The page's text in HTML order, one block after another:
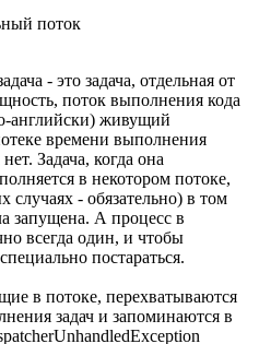
поток
- это задача, отдельная от
поток выполнения кода
английски) живущий
времени выполнения
Задача, когда она
в некотором потоке,
случаях - обязательно) в том
запущена. А процесс в
всегда один, и чтобы
постараться.
в потоке, перехватываются
задач и запоминаются в